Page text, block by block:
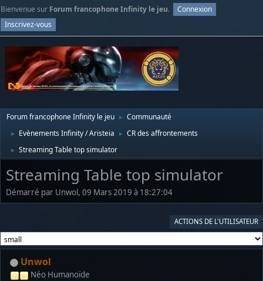
Bienvenue sur Forum francophone Infinity le jeu.
Connexion
Inscrivez-vous
Forum francophone Infinity le jeu ► Communauté
► Evènements Infinity / Aristeia ► CR des affrontements
► Streaming Table top simulator
Streaming Table top simulator
Démarré par Unwol, 09 Mars 2019 à 18:27:04
ACTIONS DE L'UTILISATEUR
Unwol
Néo Humanoïde